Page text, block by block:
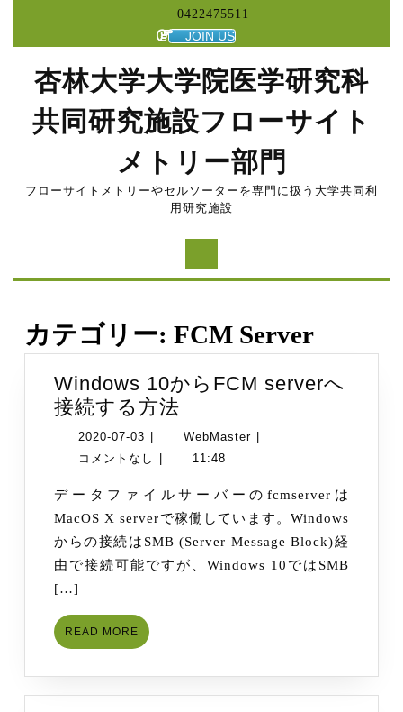
テ
0422475511
JOIN US
杏林大学大学院医学研究科
共同研究施設フローサイト
メトリー部門
フローサイトメトリーやセルソーターを専門に扱う大学共同利
用研究施設
カテゴリー: FCM Server
Windows 10からFCM serverへ
接続する方法
10
か
FCM
server
へ
接
2020-07-03 2020-
07-
WebMaster WebMaster
コメントなし
11:48
データファイルサーバーのfcmserverは
MacOS X serverで稼働しています。Windows
からの接続はSMB (Server Message Block)経
由で接続可能ですが、Windows 10ではSMB
[…]
READ MORE READ
MORE